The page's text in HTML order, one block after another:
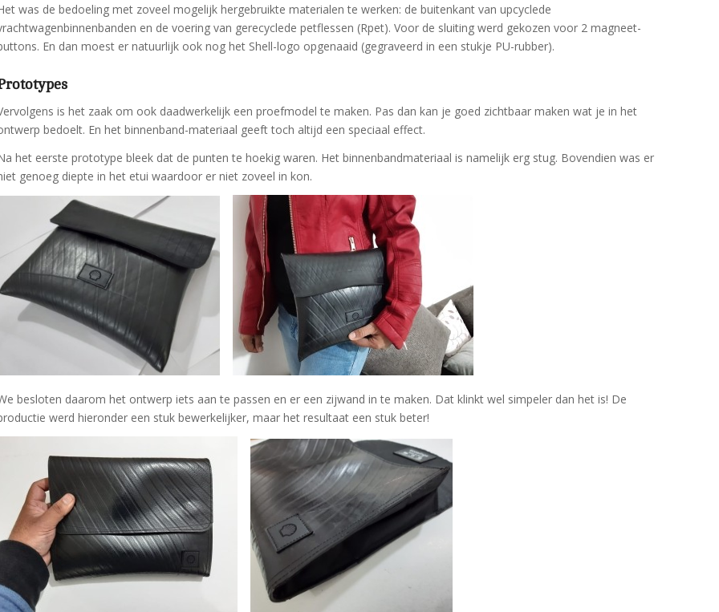
was de bedoeling met zoveel mogelijk hergebruikte materialen te werken: de buitenkant van upcyclede
en de voering van gerecyclede petflessen (Rpet). Voor de sluiting werd gekozen voor 2 magneet-
En dan moest er natuurlijk ook nog het Shell-logo opgenaaid (gegraveerd in een stukje PU-rubber).
is het zaak om ook daadwerkelijk een proefmodel te maken. Pas dan kan je goed zichtbaar maken wat je in het
bedoelt. En het binnenband-materiaal geeft toch altijd een speciaal effect.
het eerste prototype bleek dat de punten te hoekig waren. Het binnenbandmateriaal is namelijk erg stug. Bovendien was er
genoeg diepte in het etui waardoor er niet zoveel in kon.
besloten daarom het ontwerp iets aan te passen en er een zijwand in te maken. Dat klinkt wel simpeler dan het is! De
werd hieronder een stuk bewerkelijker, maar het resultaat een stuk beter!